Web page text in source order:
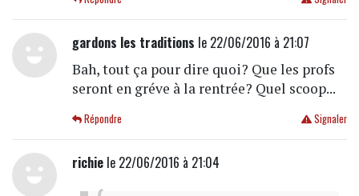
gardons les traditions le 22/06/2016 à 21:07
Bah, tout ça pour dire quoi? Que les profs
seront en gréve à la rentrée? Quel scoop...
Signaler
Répondre
richiele 22/06/2016 à 21:04